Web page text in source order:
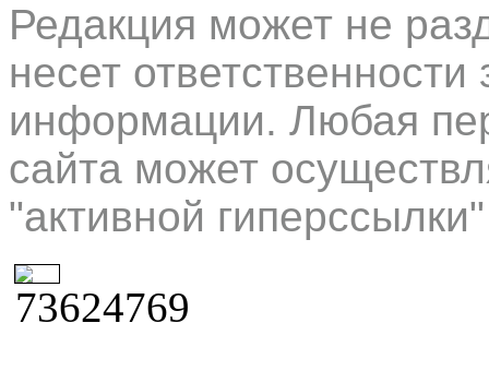
Редакция может не
несет
информации. Любая
сайта может
"активной